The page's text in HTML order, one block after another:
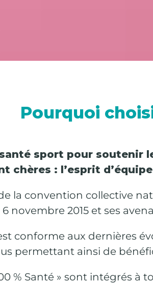
Pourquoi
santé sport pour
chères : l’esprit
la convention collective
novembre 2015 et ses
conforme aux dernières
permettant ainsi de
% Santé » sont intégrés